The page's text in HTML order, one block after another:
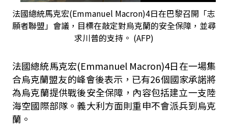
法國總統馬克宏(Emmanuel Macron)4日在巴黎召開「志
願者聯盟」會議，目標在敲定對烏克蘭的安全保障，並尋
求川普的支持。 (AFP)
法國總統馬克宏(Emmanuel Macron)4日在一場集
合烏克蘭盟友的峰會後表示，已有26個國家承諾將
為烏克蘭提供戰後安全保障，內容包括建立一支陸
海空國際部隊。義大利方面則重申不會派兵到烏克
蘭。